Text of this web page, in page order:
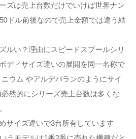
ズは売上台数だけでいけば世界ナン
ドル前後なので売上金額では違う結
ルい？理由にスピードスプールシリ
ディサイズ違いの展開を同一名称で
ウム やアルデバランのようにサイ
然的にシリーズ売上台数は多くな
サイズ違いで3台所有しています